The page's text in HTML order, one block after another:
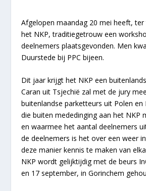
Afgelopen maandag 20 mei heeft,
het NKP, traditiegetrouw een
deelnemers plaatsgevonden. Men
Duurstede bij PPC bijeen.
Dit jaar krijgt het NKP een
Caran uit Tsjechië zal met de jury
buitenlandse parketteurs uit Polen en
die buiten mededinging aan het NKP
en waarmee het aantal deelnemers
de deelnemers is het over een weer
deze manier kennis te maken van
NKP wordt gelijktijdig met de beurs
en 17 september, in Gorinchem